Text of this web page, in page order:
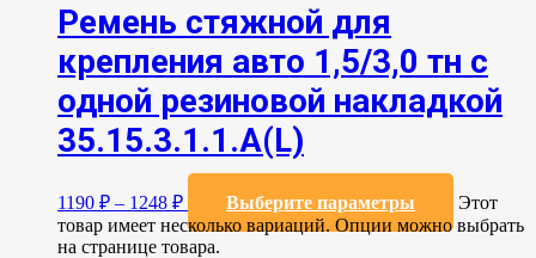
Ремень стяжной для
крепления авто 1,5/3,0 тн с
одной резиновой накладкой
35.15.3.1.1.А(L)
1190 ₽ – 1248 ₽ Выберите параметры
Этот
товар имеет несколько вариаций. Опции можно выбрать
на странице товара.